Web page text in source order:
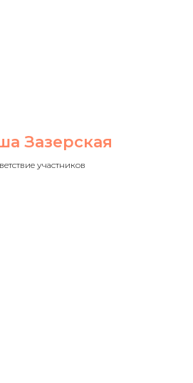
Зазерская
участников